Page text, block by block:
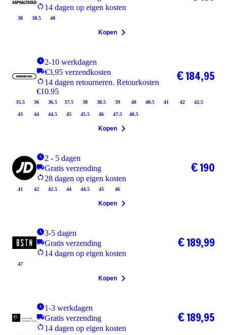
14 dagen op eigen kosten
38 38.5 40
Kopen
2-10 werkdagen
€3,95 verzendkosten
14 dagen retourneren. Retourkosten
€10.95
35.5 36 36.5 37.5 38 38.5 39 40 40.5 41 42 42.5
43 44 44.5 45 45.5 46 47.5 48.5
€ 184,95
Kopen
2 - 5 dagen
Gratis verzending
28 dagen op eigen kosten
41 42 42.5 44 44.5 45 46
€ 190
Kopen
3-5 dagen
Gratis verzending
14 dagen op eigen kosten
47
€ 189,99
Kopen
1-3 werkdagen
Gratis verzending
14 dagen op eigen kosten
€ 189,95